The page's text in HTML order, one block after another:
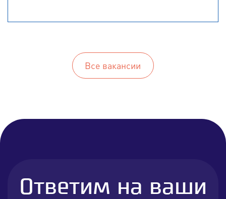
Все вакансии
Ответим на ваши